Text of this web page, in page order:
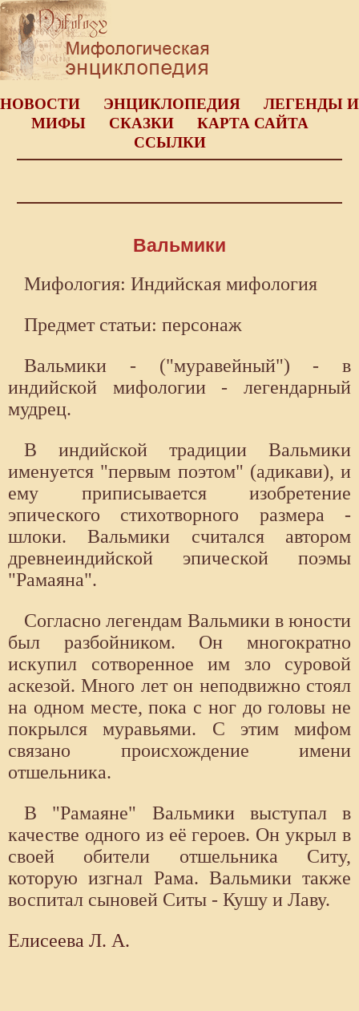
НОВОСТИ ЭНЦИКЛОПЕДИЯ
ЛЕГЕНДЫ И
МИФЫ
СКАЗКИ
КАРТА САЙТА
ССЫЛКИ
Вальмики
Мифология: Индийская мифология
Предмет статьи: персонаж
Вальмики - ("муравейный") - в
индийской мифологии - легендарный
мудрец.
В индийской традиции Вальмики
именуется "первым поэтом" (адикави), и
ему приписывается изобретение
эпического стихотворного размера -
шлоки. Вальмики считался автором
древнеиндийской эпической поэмы
"Рамаяна".
Согласно легендам Вальмики в юности
был разбойником. Он многократно
искупил сотворенное им зло суровой
аскезой. Много лет он неподвижно стоял
на одном месте, пока с ног до головы не
покрылся муравьями. С этим мифом
связано происхождение имени
отшельника.
В "Рамаяне" Вальмики выступал в
качестве одного из её героев. Он укрыл в
своей обители отшельника Ситу,
которую изгнал Рама. Вальмики также
воспитал сыновей Ситы - Кушу и Лаву.
Елисеева Л. А.